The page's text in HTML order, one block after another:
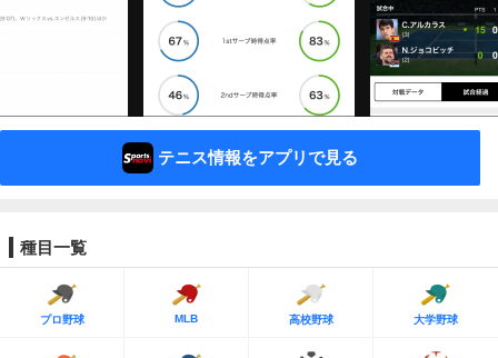
テニス情報をアプリで見る
種目一覧
プロ野球 MLB 高校野球 大学野球